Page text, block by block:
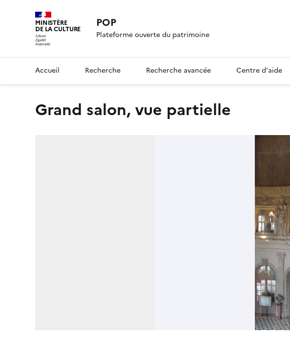
MINISTÈRE
DE LA CULTURE POP
Plateforme ouverte du patrimoine
Accueil Recherche Recherche avancée Centre d'aide
grand salon, vue partielle